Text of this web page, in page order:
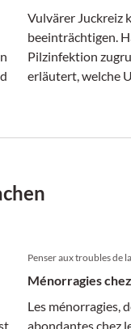
Vulvärer Juckreiz
beeinträchtigen.
Pilzinfektion
erläutert, welche
Penser aux troubles de
Ménorragies
Les ménorragies,
abondantes chez